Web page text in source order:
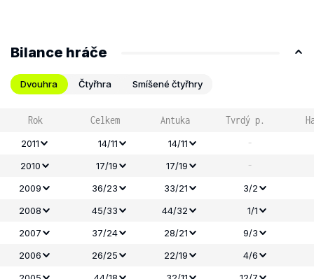
Bilance hráče
Dvouhra Čtyřhra Smíšené čtyřhry
Rok Celkem Antuka Tvrdý p.
2011 14/11 14/11 -
2010 17/19 17/19 -
2009 36/23 33/21
3/2
2008
45/33 44/32
1/1
2007
37/24 28/21
9/3
2006
26/25 22/19
4/6